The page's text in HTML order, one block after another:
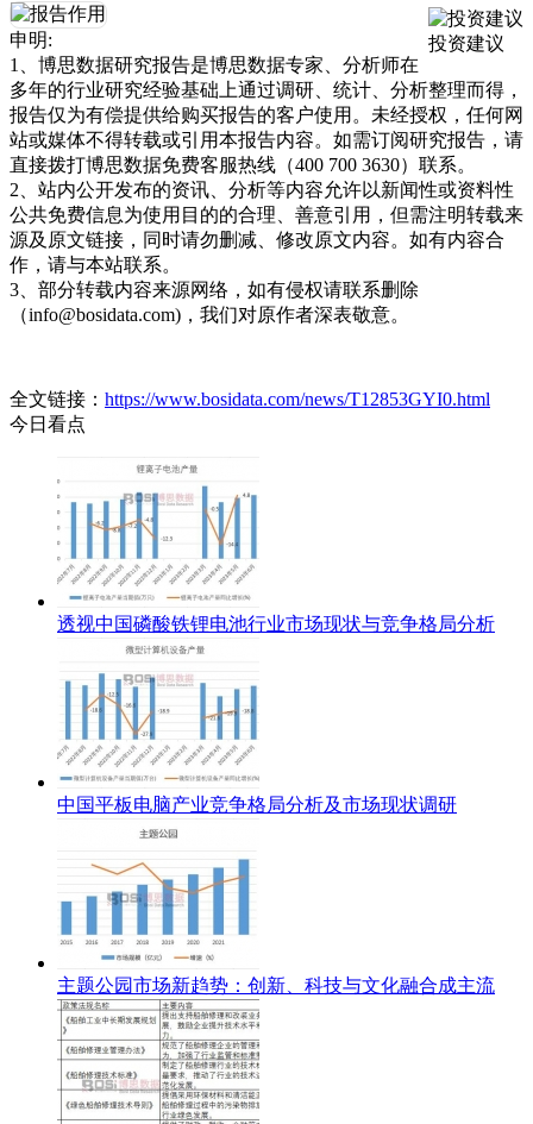
投资建议
申明:
1、博思数据研究报告是博思数据专家、分析师在
多年的行业研究经验基础上通过调研、统计、分析整理而得，
报告仅为有偿提供给购买报告的客户使用。未经授权，任何网
站或媒体不得转载或引用本报告内容。如需订阅研究报告，请
直接拨打博思数据免费客服热线（400 700 3630）联系。
2、站内公开发布的资讯、分析等内容允许以新闻性或资料性
公共免费信息为使用目的的合理、善意引用，但需注明转载来
源及原文链接，同时请勿删减、修改原文内容。如有内容合
作，请与本站联系。
3、部分转载内容来源网络，如有侵权请联系删除
（info@bosidata.com)，我们对原作者深表敬意。
全文链接： https://www.bosidata.com/news/T12853GYI0.html
今日看点
透视中国磷酸铁锂电池行业市场现状与竞争格局分析
中国平板电脑产业竞争格局分析及市场现状调研
主题公园市场新趋势：创新、科技与文化融合成主流